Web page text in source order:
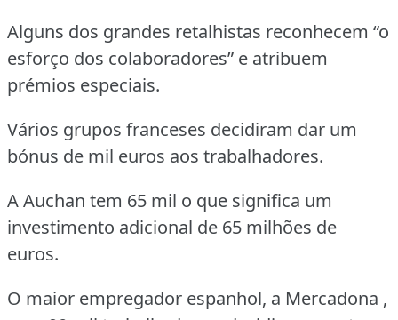
Alguns dos grandes retalhistas reconhecem “o
esforço dos colaboradores” e atribuem
prémios especiais.
Vários grupos franceses decidiram dar um
bónus de mil euros aos trabalhadores.
A Auchan tem 65 mil o que significa um
investimento adicional de 65 milhões de
euros.
O maior empregador espanhol, a Mercadona ,